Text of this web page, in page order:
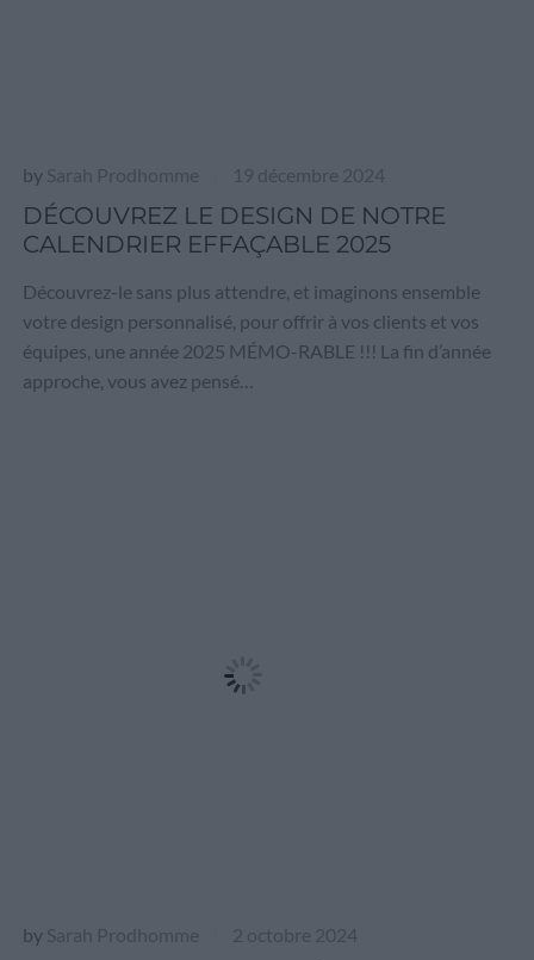
by Sarah Prodhomme 19 décembre 2024
DÉCOUVREZ LE DESIGN DE NOTRE
CALENDRIER EFFAÇABLE 2025
Découvrez-le sans plus attendre, et imaginons ensemble
votre design personnalisé, pour offrir à vos clients et vos
équipes, une année 2025 MÉMO-RABLE !!! La fin d’année
approche, vous avez pensé…
by Sarah Prodhomme 2 octobre 2024